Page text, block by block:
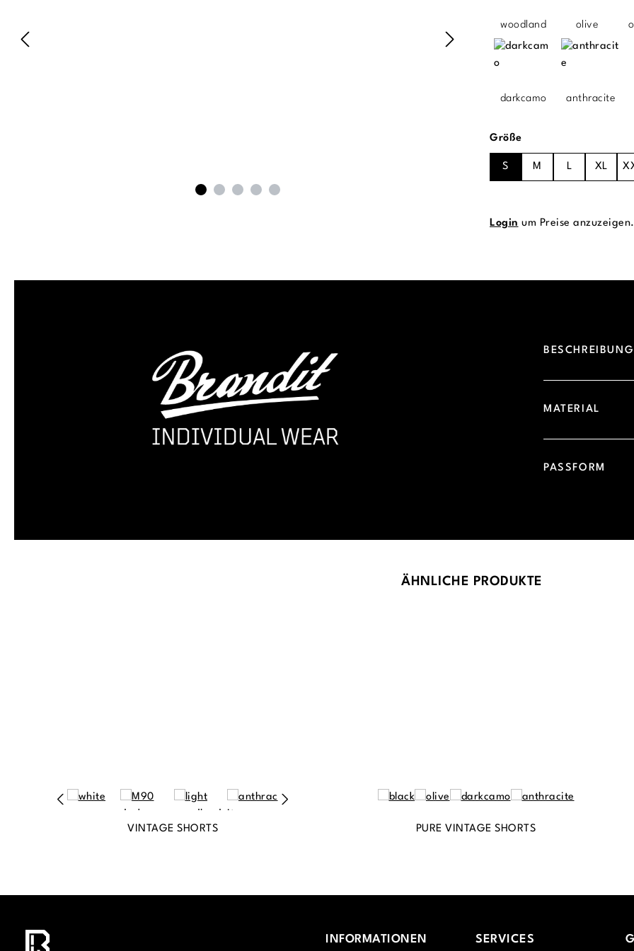
woodland olive
darkcamo anthracite
Größeauswählen
S M L XL
Login um Preise anzuzeigen.
BESCHREIBUNG
MATERIAL
PASSFORM
ÄHNLICHE PRODUKTE
VINTAGE SHORTS PURE VINTAGE SHORTS
INFORMATIONEN SERVICES